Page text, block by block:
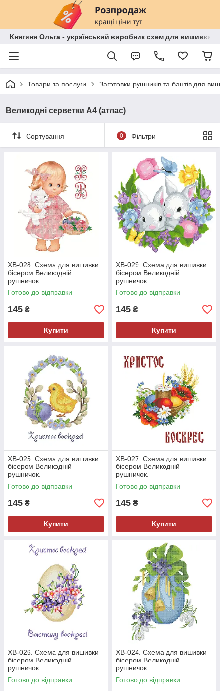
Княгиня Ольга - український виробник схем для вишивки
Товари та послуги Заготовки рушників та бантів для
Великодні серветки А4 (атлас)
Сортування 0 Фільтри
ХВ-028. Схема для вишивки
бісером Великодній
рушничок.
Готово до відправки
145 ₴
Купити
ХВ-029. Схема для вишивки
бісером Великодній
рушничок.
Готово до відправки
145 ₴
Купити
ХВ-025. Схема для вишивки
бісером Великодній
рушничок.
Готово до відправки
145 ₴
Купити
ХВ-027. Схема для вишивки
бісером Великодній
рушничок.
Готово до відправки
145 ₴
Купити
ХВ-026. Схема для вишивки
бісером Великодній
рушничок.
Готово до відправки
ХВ-024. Схема для вишивки
бісером Великодній
рушничок.
Готово до відправки